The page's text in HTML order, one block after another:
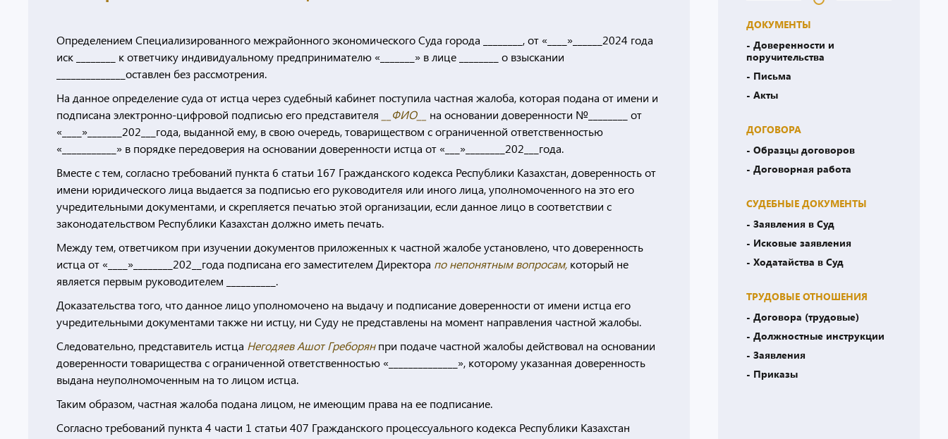
Определением Специализированного межрайонного экономического Суда города ________, от «____»______2024 года
иск ________ к ответчику индивидуальному предпринимателю «_______» в лице ________ о взыскании
______________оставлен без рассмотрения.
На данное определение суда от истца через судебный кабинет поступила частная жалоба, которая подана от имени и
подписана электронно-цифровой подписью его представителя
__ФИО__
на основании доверенности №________ от
«____»_______202___года, выданной ему, в свою очередь, товариществом с ограниченной ответственностью
«___________» в порядке передоверия на основании доверенности истца от «___»________202___года.
Вместе с тем, согласно требований пункта 6 статьи 167 Гражданского кодекса Республики Казахстан, доверенность от
имени юридического лица выдается за подписью его руководителя или иного лица, уполномоченного на это его
учредительными документами, и скрепляется печатью этой организации, если данное лицо в соответствии с
законодательством Республики Казахстан должно иметь печать.
Между тем, ответчиком при изучении документов приложенных к частной жалобе установлено, что доверенность
истца от «____»________202__года подписана его заместителем Директора по непонятным вопросам, который не
является первым руководителем __________.
Доказательства того, что данное лицо уполномочено на выдачу и подписание доверенности от имени истца его
учредительными документами также ни истцу, ни Суду не представлены на момент направления частной жалобы.
Следовательно, представитель истца Негодяев Ашот Греборянпри подаче частной жалобы действовал на основании
доверенности товарищества с ограниченной ответственностью «______________», которому указанная доверенность
выдана неуполномоченным на то лицом истца.
Таким образом, частная жалоба подана лицом, не имеющим права на ее подписание.
Согласно требований пункта 4 части 1 статьи 407 Гражданского процессуального кодекса Республики Казахстан
ДОКУМЕНТЫ
- Доверенности и
поручительства
- Письма
- Акты
ДОГОВОРА
- Образцы договоров
- Договорная работа
СУДЕБНЫЕ ДОКУМЕНТЫ
- Заявления в Суд
- Исковые заявления
- Ходатайства в Суд
ТРУДОВЫЕ ОТНОШЕНИЯ
- Договора (трудовые)
- Должностные инструкции
- Заявления
- Приказы